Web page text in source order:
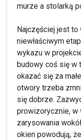
murze a stolarką
Najczęściej jest
niewłaściwym
wykazu w
budowy coś się w
okazać się za
otwory trzeba
się dobrze.
prowizorycznie, w
zarysowania
okien powodują,